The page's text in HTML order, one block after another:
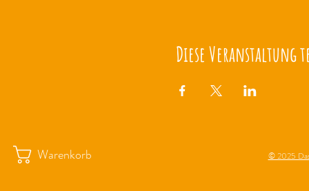
Diese Veranstaltung
Warenkorb © 2025